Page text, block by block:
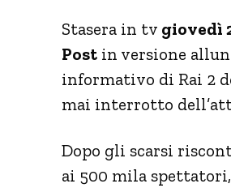
Stasera in tv giovedì
Post in versione
informativo di Rai 2
mai interrotto
Dopo gli scarsi
ai 500 mila